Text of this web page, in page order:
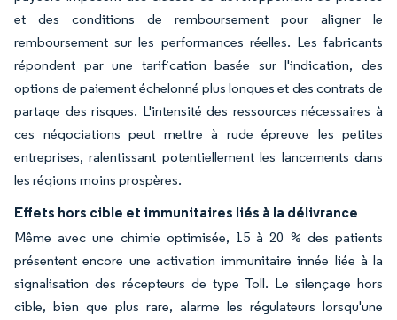
et des conditions de remboursement pour aligner le
remboursement sur les performances réelles. Les fabricants
répondent par une tarification basée sur l'indication, des
options de paiement échelonné plus longues et des contrats de
partage des risques. L'intensité des ressources nécessaires à
ces négociations peut mettre à rude épreuve les petites
entreprises, ralentissant potentiellement les lancements dans
les régions moins prospères.
Effets hors cible et immunitaires liés à la délivrance
Même avec une chimie optimisée, 15 à 20 % des patients
présentent encore une activation immunitaire innée liée à la
signalisation des récepteurs de type Toll. Le silençage hors
cible, bien que plus rare, alarme les régulateurs lorsqu'une